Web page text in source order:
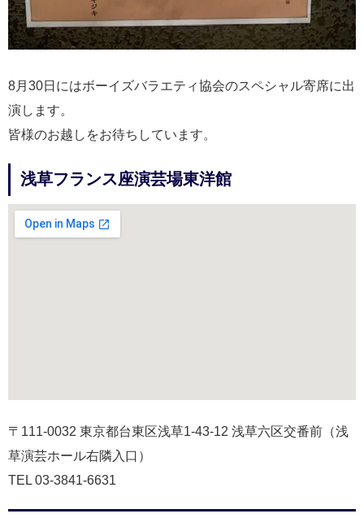
8月30日にはボーイズバラエティ協会のスペシャル寄席に出
演します。
皆様のお越しをお待ちしています。
浅草フランス座演芸場東洋館
〒111-0032 東京都台東区浅草1-43-12 浅草六区交番前（浅
草演芸ホール右隣入口）
TEL 03-3841-6631